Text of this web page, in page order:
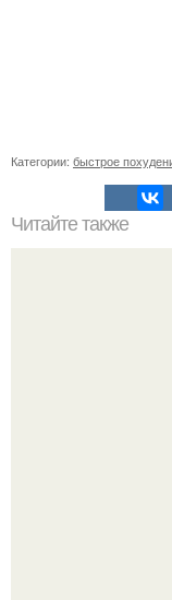
Категории: быстрое
Читайте также